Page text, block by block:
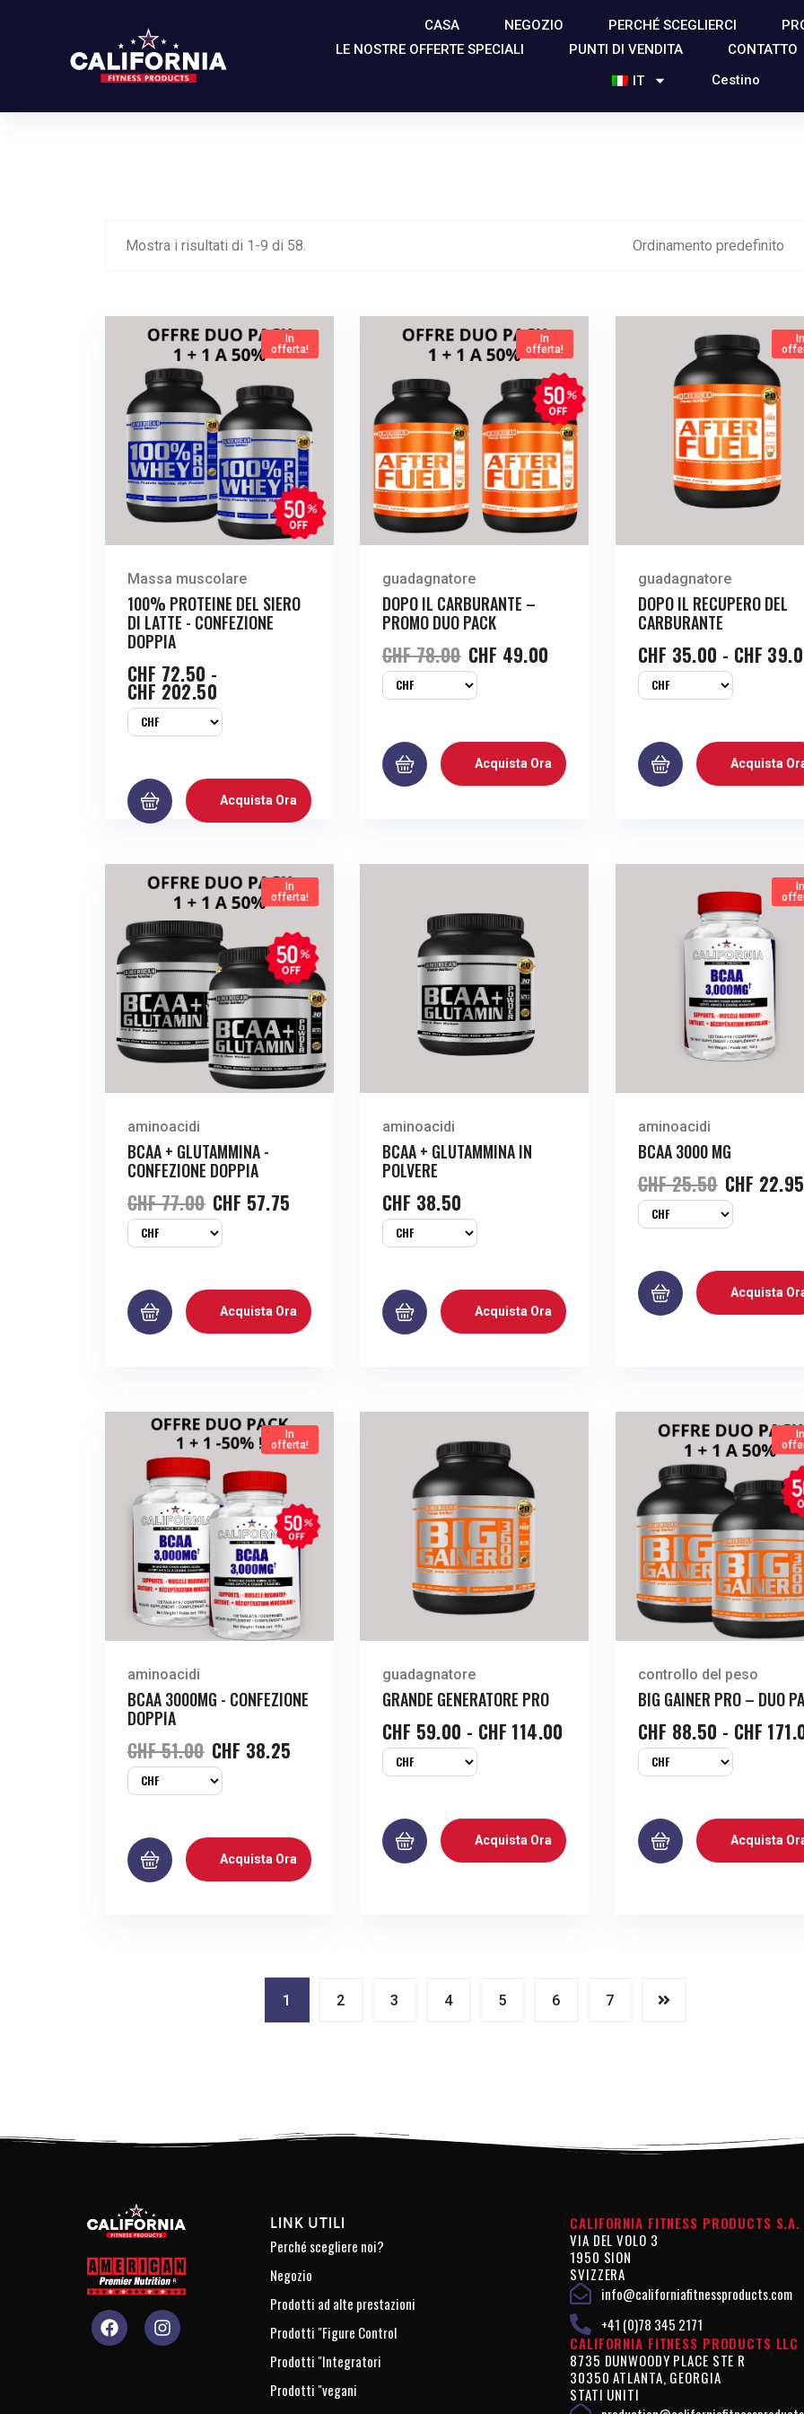
CASA NEGOZIO PERCHÉ SCEGLIERCI
LE NOSTRE OFFERTE SPECIALI
PUNTI DI VENDITA CONTATTO
IT
Cestino
Mostra i risultati di 1 -9 di 58.
In
offerta!
Massa muscolare
100% PROTEINE DEL SIERO
DI LATTE - CONFEZIONE
DOPPIA
CHF 72.50 -
CHF 202.50
Acquista Ora
In
offerta!
guadagnatore
DOPO IL CARBURANTE –
PROMO DUO PACK
CHF78.00 CHF 49.00
Acquista Ora
In
guadagnatore
DOPO IL RECUPERO DEL
CARBURANTE
CHF 35.00 - CHF
Acquista
In
offerta!
aminoacidi
BCAA + GLUTAMMINA -
CONFEZIONE DOPPIA
CHF77.00 CHF 57.75
Acquista Ora
aminoacidi
BCAA + GLUTAMMINA IN
POLVERE
CHF 38.50
Acquista Ora
In
aminoacidi
BCAA 3000 MG
CHF25.50 CHF 22.95
Acquista
In
offerta!
aminoacidi
BCAA 3000MG - CONFEZIONE
DOPPIA
CHF51.00 CHF 38.25
Acquista Ora
guadagnatore
GRANDE GENERATORE PRO
CHF 59.00 - CHF 114.00
Acquista Ora
In
controllo del peso
BIG GAINER PRO – DUO
CHF 88.50 - CHF
Acquista
1 2 3 4 5 6 7
LINK UTILI
Perché scegliere noi?
Negozio
Prodotti ad alte prestazioni
Prodotti "Figure Control
Prodotti "Integratori
Prodotti "vegani
CALIFORNIA FITNESS PRODUCTS S.A.
VIA DEL VOLO 3
1950 SION
SVIZZERA
info@californiafitnessproducts.com
+41 (0)78 345 2171
CALIFORNIA FITNESS PRODUCTS LLC
8735 DUNWOODY PLACE STE R
30350 ATLANTA, GEORGIA
STATI UNITI